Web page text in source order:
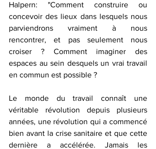
Halpern: "Comment construire ou
concevoir des lieux dans lesquels nous
parviendrons vraiment à nous
rencontrer, et pas seulement nous
croiser ? Comment imaginer des
espaces au sein desquels un vrai travail
en commun est possible ?
Le monde du travail connaît une
véritable révolution depuis plusieurs
années, une révolution qui a commencé
bien avant la crise sanitaire et que cette
dernière a accélérée. Jamais les